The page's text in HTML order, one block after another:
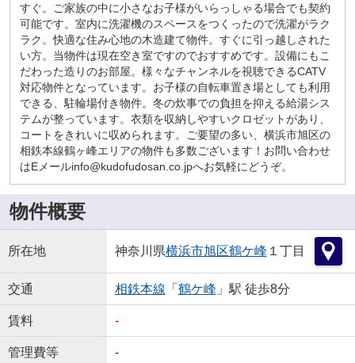
すぐ。ご家族の中に小さなお子様がいらっしゃる場合でも契約
可能です。室内に洗濯機のスペースをつくったので洗濯がラク
ラク。快適な住み心地の木造建て物件。すぐに引っ越しされた
い方。当物件は現在空き室ですのでおすすめです。設備にもこ
だわった造りのお部屋。様々なチャンネルを視聴できるCATV
対応物件となっています。お子様の自転車置き場としても利用
できる、駐輪場付き物件。冬の炊事での負担を抑える給湯シス
テムが整っています。衣類を収納しやすいクロゼットがあり、
コートをきれいに収められます。ご要望の多い、横浜市旭区の
相鉄本線鶴ヶ峰エリアの物件も多数ございます！お問い合わせ
はEメールinfo@kudofudosan.co.jpへお気軽にどうぞ。
物件概要
所在地 神奈川県横浜市旭区鶴ケ峰 １丁目
交通 相鉄本線 「 鶴ケ峰 」駅 徒歩8分
賃料 -
管理費等 -